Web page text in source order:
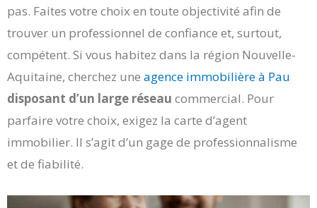
pas. Faites votre choix en toute objectivité afin de
trouver un professionnel de confiance et, surtout,
compétent. Si vous habitez dans la région Nouvelle-
Aquitaine, cherchez une agence immobilière à Pau
disposant d’un large réseau commercial. Pour
parfaire votre choix, exigez la carte d’agent
immobilier. Il s’agit d’un gage de professionnalisme
et de fiabilité.